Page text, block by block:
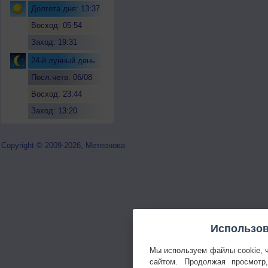
Долгота дня: 13:37
Восход: 05:54
Заход: 19:31
24-й лунный день
Посл.четв. 06/08
Восход: 23:44
Заход: 13:20
Copyright © 2009-2026, Метеонова
Мы используем файлы cookie,
сайтом. Продолжая